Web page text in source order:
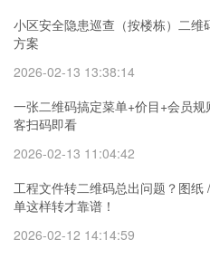
小区安全隐患巡查（按楼栋）二维
方案
2026-02-13 13:38:14
一张二维码搞定菜单+价目+会员规
客扫码即看
2026-02-13 11:04:42
工程文件转二维码总出问题？图纸
单这样转才靠谱！
2026-02-12 14:14:59